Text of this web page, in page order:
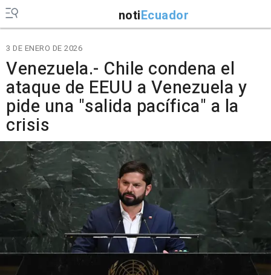
notiEcuador
3 DE ENERO DE 2026
Venezuela.- Chile condena el
ataque de EEUU a Venezuela y
pide una "salida pacífica" a la
crisis